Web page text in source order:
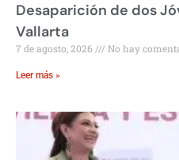
Desaparición de dos
Vallarta
7 de agosto, 2026 No hay
Leer más »